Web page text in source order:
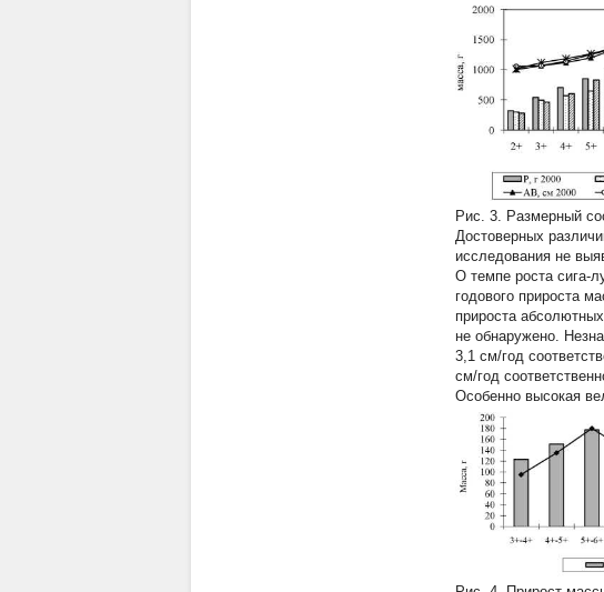
Рис. 3. Размерный
Достоверных
исследования не
О темпе роста сига-
годового прироста
прироста
не обнаружено.
3,1 см/год
см/год
Особенно высокая